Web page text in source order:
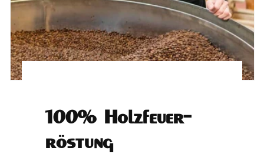
100% Holzfeuer-
röstung